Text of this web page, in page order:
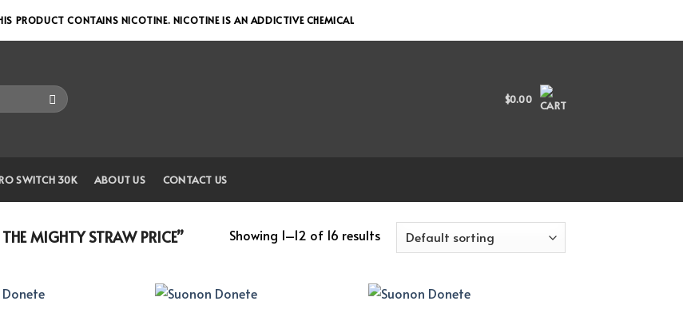
PRODUCT CONTAINS NICOTINE. NICOTINE IS AN ADDICTIVE CHEMICAL
$0.00
SWITCH 30K ABOUT US CONTACT US
MIGHTY STRAW PRICE” Showing 1–12 of 16 results